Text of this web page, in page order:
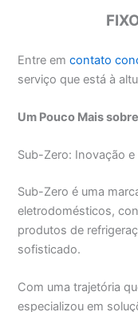
Entre emcontato
serviço que está à
Um Pouco Mais
Sub-Zero: Inovação
Sub-Zero é uma
eletrodomésticos,
produtos de
sofisticado.
Com uma trajetória
especializou em